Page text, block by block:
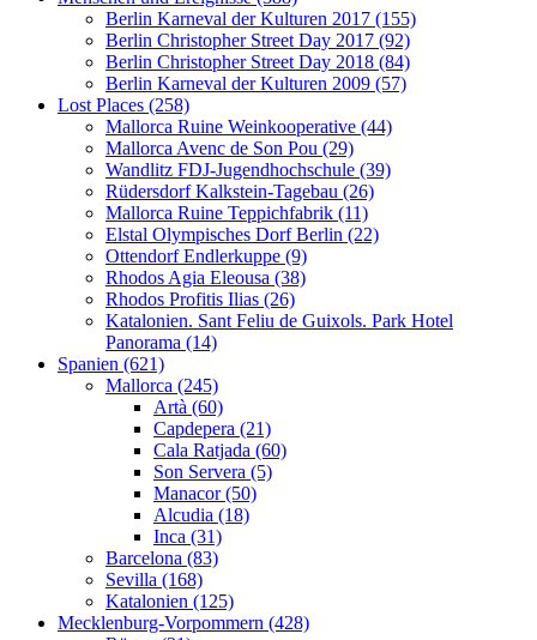
Berlin Karneval der Kulturen 2017 (155)
Berlin Christopher Street Day 2017 (92)
Berlin Christopher Street Day 2018 (84)
Berlin Karneval der Kulturen 2009 (57)
Lost Places (258)
Mallorca Ruine Weinkooperative (44)
Mallorca Avenc de Son Pou (29)
Wandlitz FDJ-Jugendhochschule (39)
Rüdersdorf Kalkstein-Tagebau (26)
Mallorca Ruine Teppichfabrik (11)
Elstal Olympisches Dorf Berlin (22)
Ottendorf Endlerkuppe (9)
Rhodos Agia Eleousa (38)
Rhodos Profitis Ilias (26)
Katalonien. Sant Feliu de Guixols. Park Hotel
Panorama (14)
Spanien (621)
Mallorca (245)
Artà (60)
Capdepera (21)
Cala Ratjada (60)
Son Servera (5)
Manacor (50)
Alcudia (18)
Inca (31)
Barcelona (83)
Sevilla (168)
Katalonien (125)
Mecklenburg-Vorpommern (428)